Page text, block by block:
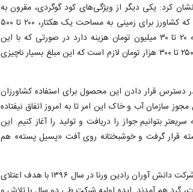
کرد: یکی دیگر از ویژگی‌های کود گوگردی، مقرون به
صرفه بودن آن برای کشاورز است؛ بدین‌صورت که کشاورز برای زمینی به مساحت یک هکتار، ۲۰۰ تا ۵۰۰
کیلوگرم گوگرد پودری احتیاج دارد که نزدیک به ۲۰ تا ۳۰ میلیون تومان هزینه دارد در صورتی که با این
محصول برای هر هکتار ۱۰ لیتر به قیمت هر لیتر ۲۵۰ تا ۳۰۰ هزار تومان لازم است که این مبلغ بسیار ناچیزی
دسترس قرار دادن این محصول برای استفاده کشاورزان
سازمان آب و خاک این امر تا به امروز اتفاق نیفتاده
بتوانیم جواز را دریافت و تولید را آغاز کنیم. این
قرار گرفت و خوشبختانه روی آفت «پسیل پسته» هم
توسلی‌راد در پایان صحبت‌هایش گفت؛ اعضای شرکت دانش آوران رادین ورنا در سال ۱۳۹۶ با هدف اعتلای